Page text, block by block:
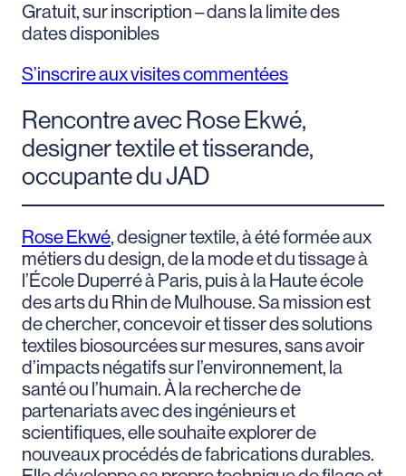
Gratuit, sur inscription – dans la limite des
dates disponibles
S’inscrire aux visites commentées
Rencontre avec Rose Ekwé,
designer textile et tisserande,
occupante du JAD
Rose Ekwé, designer textile, à été formée aux
métiers du design, de la mode et du tissage à
l’École Duperré à Paris, puis à la Haute école
des arts du Rhin de Mulhouse. Sa mission est
de chercher, concevoir et tisser des solutions
textiles biosourcées sur mesures, sans avoir
d’impacts négatifs sur l’environnement, la
santé ou l’humain. À la recherche de
partenariats avec des ingénieurs et
scientifiques, elle souhaite explorer de
nouveaux procédés de fabrications durables.